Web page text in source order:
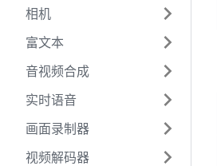
相机
富文本
音视频合成
实时语音
画面录制器
视频解码器